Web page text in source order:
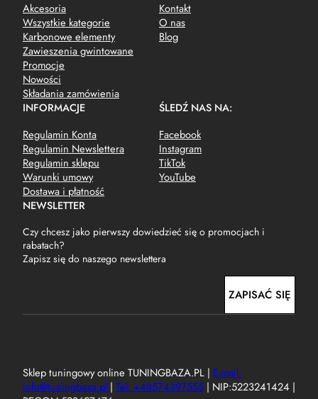
Akcesoria
Wszystkie kategorie
Karbonowe elementy
Zawieszenia gwintowane
Promocje
Nowości
Składania zamówienia
Kontakt
O nas
Blog
INFORMACJE
Regulamin Konta
Regulamin Newslettera
Regulamin sklepu
Warunki umowy
Dostawa i płatność
ŚLEDŹ NAS NA:
Facebook
Instagram
TikTok
YouTube
NEWSLETTER
Czy chcesz jako pierwszy dowiedzieć się o promocjach i
rabatach?
Zapisz się do naszego newslettera
a
ZAPISAĆ SIĘ
Sklep tuningowy online TUNINGBAZA.PL | E-mail:
info@tuningbaza.pl| Tel: +48574397555 | NIP:5223241424 |